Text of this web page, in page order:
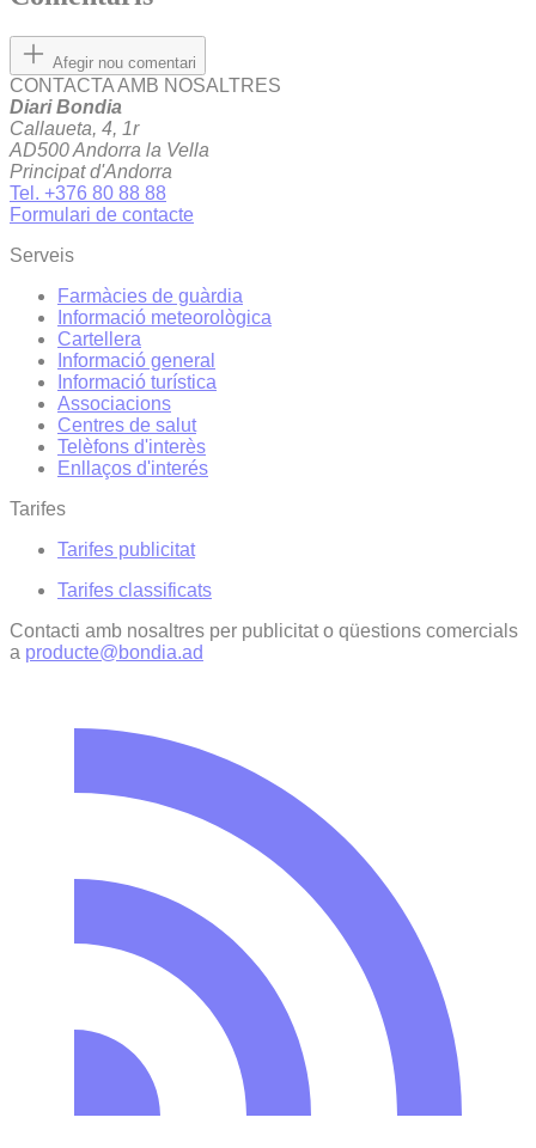
Afegir nou comentari
CONTACTA AMB NOSALTRES
Diari Bondia
Callaueta, 4, 1r
AD500 Andorra la Vella
Principat d'Andorra
Tel. +376 80 88 88
Formulari de contacte
Serveis
Farmàcies de guàrdia
Informació meteorològica
Cartellera
Informació general
Informació turística
Associacions
Centres de salut
Telèfons d'interès
Enllaços d'interés
Tarifes
Tarifes publicitat
Tarifes classificats
Contacti amb nosaltres per publicitat o qüestions comercials
a producte@bondia.ad